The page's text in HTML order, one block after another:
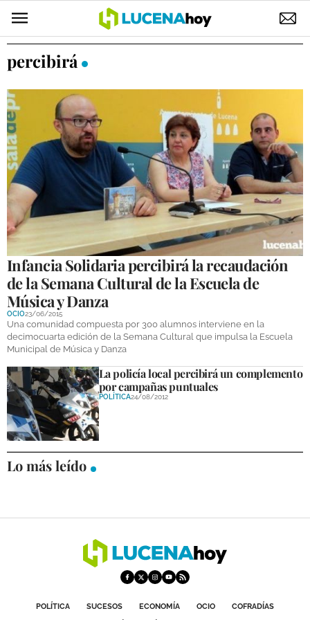
POLÍTICA
ELECCIONES
SUCESOS
ECONOMÍA
DESARROLLO LOCAL
LUCENA EMPRESAS
OCIO
COFRADÍAS
DEPORTES
COMPETICIONES
DEPORTE BASE
OPINIÓN
VENTANA CIUDADANA
CÓRDOBA
SUBBÉTICA HOY
percibirá
Infancia Solidaria percibirá la recaudación
de la Semana Cultural de la Escuela de
Música y Danza
OCIO23/06/2015
Una comunidad compuesta por 300 alumnos interviene en la
decimocuarta edición de la Semana Cultural que impulsa la Escuela
Municipal de Música y Danza
La policía local percibirá un complemento
por campañas puntuales
POLÍTICA24/08/2012
Lo más leído
POLÍTICA SUCESOS ECONOMÍA OCIO COFRADÍAS